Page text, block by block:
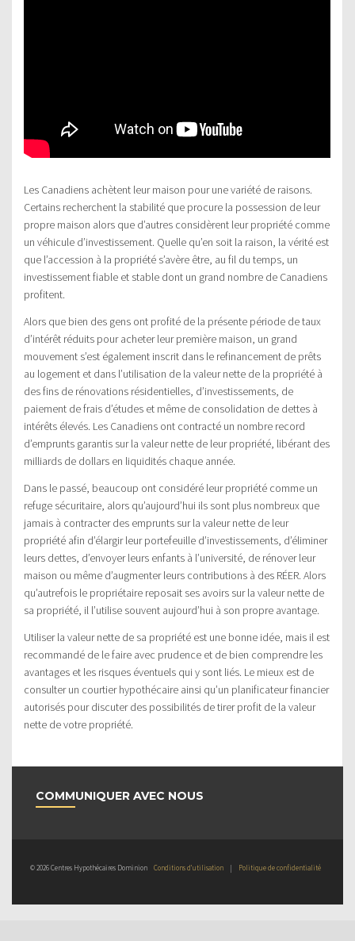
Les Canadiens achètent leur maison pour une variété de raisons.
Certains recherchent la stabilité que procure la possession de leur
propre maison alors que d’autres considèrent leur propriété comme
un véhicule d’investissement. Quelle qu’en soit la raison, la vérité est
que l’accession à la propriété s’avère être, au fil du temps, un
investissement fiable et stable dont un grand nombre de Canadiens
profitent.
Alors que bien des gens ont profité de la présente période de taux
d’intérêt réduits pour acheter leur première maison, un grand
mouvement s’est également inscrit dans le refinancement de prêts
au logement et dans l’utilisation de la valeur nette de la propriété à
des fins de rénovations résidentielles, d’investissements, de
paiement de frais d’études et même de consolidation de dettes à
intérêts élevés. Les Canadiens ont contracté un nombre record
d’emprunts garantis sur la valeur nette de leur propriété, libérant des
milliards de dollars en liquidités chaque année.
Dans le passé, beaucoup ont considéré leur propriété comme un
refuge sécuritaire, alors qu’aujourd’hui ils sont plus nombreux que
jamais à contracter des emprunts sur la valeur nette de leur
propriété afin d’élargir leur portefeuille d’investissements, d’éliminer
leurs dettes, d’envoyer leurs enfants à l’université, de rénover leur
maison ou même d’augmenter leurs contributions à des RÉER. Alors
qu’autrefois le propriétaire reposait ses avoirs sur la valeur nette de
sa propriété, il l’utilise souvent aujourd’hui à son propre avantage.
Utiliser la valeur nette de sa propriété est une bonne idée, mais il est
recommandé de le faire avec prudence et de bien comprendre les
avantages et les risques éventuels qui y sont liés. Le mieux est de
consulter un courtier hypothécaire ainsi qu’un planificateur financier
autorisés pour discuter des possibilités de tirer profit de la valeur
nette de votre propriété.
COMMUNIQUER AVEC NOUS
© 2026 Centres Hypothécaires Dominion Conditions d’utilisation | Politique de confidentialité